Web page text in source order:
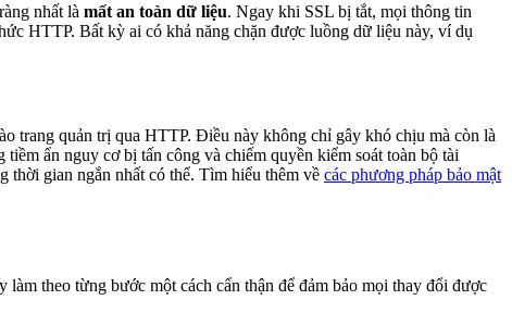
nhất là mất an toàn dữ liệu. Ngay khi SSL bị tắt, mọi thông tin
HTTP. Bất kỳ ai có khả năng chặn được luồng dữ liệu này, ví dụ
trang quản trị qua HTTP. Điều này không chỉ gây khó chịu mà còn là
ẩn nguy cơ bị tấn công và chiếm quyền kiểm soát toàn bộ tài
thời gian ngắn nhất có thể. Tìm hiểu thêm về các phương pháp bảo mật
theo từng bước một cách cẩn thận để đảm bảo mọi thay đổi được